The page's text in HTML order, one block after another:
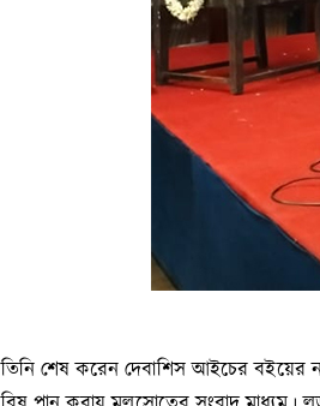
তিনি শেষ করেন দেবাশিস আইচের বইয়ের